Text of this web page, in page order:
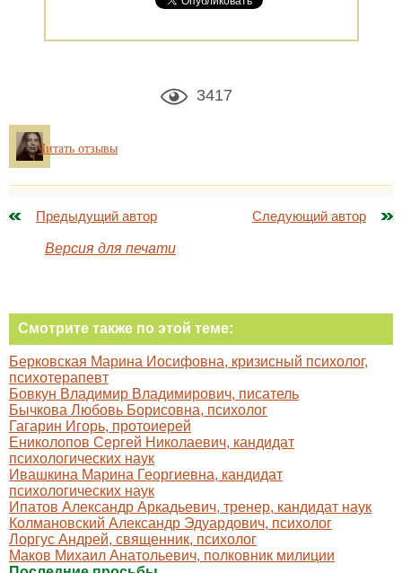
3417
Читать отзывы
Предыдущий автор Следующий автор
Версия для печати
Смотрите также по этой теме:
Берковская Марина Иосифовна, кризисный психолог,
психотерапевт
Бовкун Владимир Владимирович, писатель
Бычкова Любовь Борисовна, психолог
Гагарин Игорь, протоиерей
Ениколопов Сергей Николаевич, кандидат
психологических наук
Ивашкина Марина Георгиевна, кандидат
психологических наук
Ипатов Александр Аркадьевич, тренер, кандидат наук
Колмановский Александр Эдуардович, психолог
Лоргус Андрей, священник, психолог
Маков Михаил Анатольевич, полковник милиции